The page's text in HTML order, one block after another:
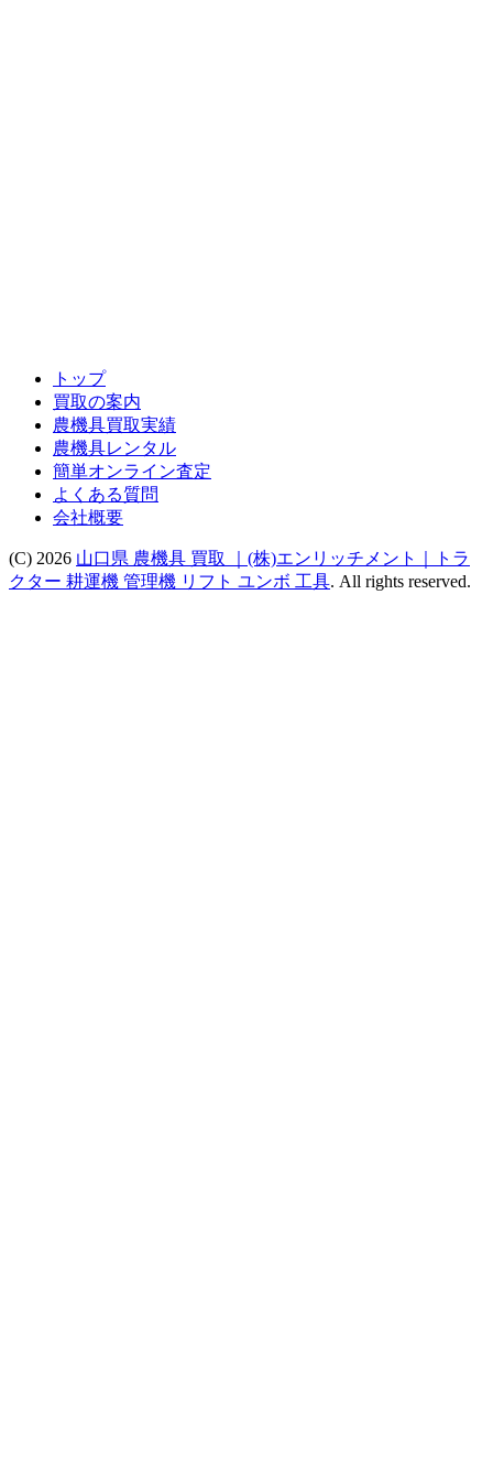
トップ
買取の案内
農機具買取実績
農機具レンタル
簡単オンライン査定
よくある質問
会社概要
(C) 2026 山口県 農機具 買取 ｜(株)エンリッチメント｜トラ
クター 耕運機 管理機 リフト ユンボ 工具. All rights reserved.